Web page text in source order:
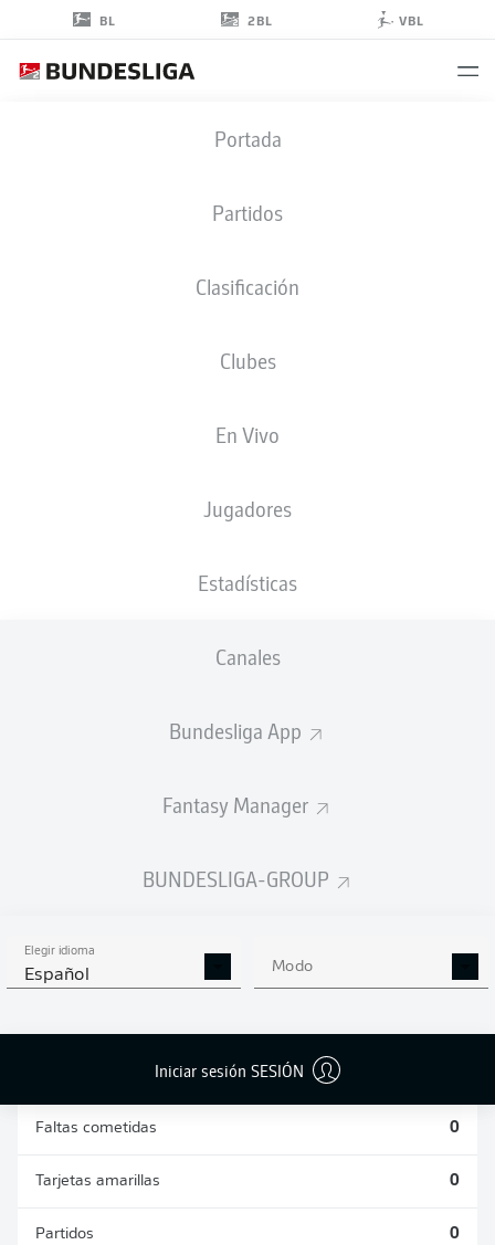
BL 2BL VBL
Portada
Partidos
Clasificación
Clubes
En Vivo
Jugadores
Estadísticas
Canales
Bundesliga App
Fantasy Manager
BUNDESLIGA-GROUP
Elegir idioma
Español Modo
Iniciar sesión SESIÓN
19.02.1997
TAMAÑO
ESTADÍSTICAS
Faltas cometidas 0
Tarjetas amarillas 0
Partidos 0